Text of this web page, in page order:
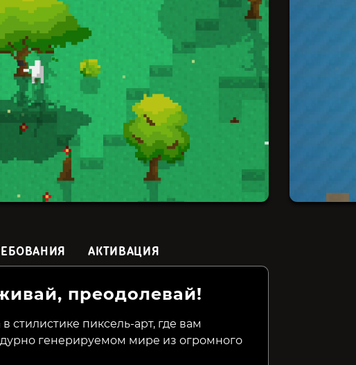
Len's Island
АКТИВАЦИЯ
преодолевай!
стилистике пиксель-арт, где вам
генерируемом мире из огромного